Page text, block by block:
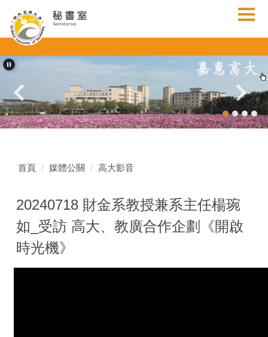
到
主
內
容
首頁 媒體公關 高大影音
20240718 財金系教授兼系主任楊琬
如_受訪 高大、教廣合作企劃《開啟
時光機》